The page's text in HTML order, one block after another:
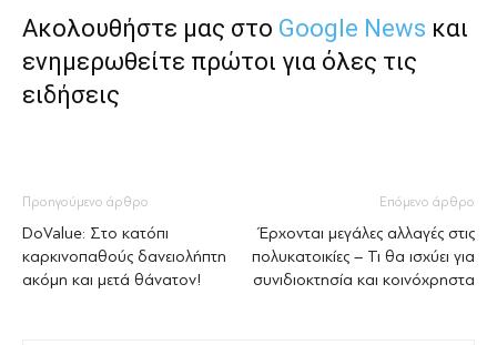
Ακολουθήστε μας στο Google News και
ενημερωθείτε πρώτοι για όλες τις
ειδήσεις
Προηγούμενο άρθρο
DoValue: Στο κατόπι
καρκινοπαθούς δανειολήπτη
ακόμη και μετά θάνατον!
Επόμενο άρθρο
Έρχονται μεγάλες αλλαγές στις
πολυκατοικίες – Τι θα ισχύει για
συνιδιοκτησία και κοινόχρηστα